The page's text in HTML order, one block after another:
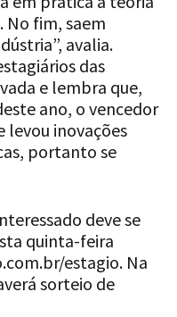
No fim, saem
avalia.
das
e lembra que,
ano, o vencedor
levou inovações
portanto se
deve se
quinta-feira
estagio. Na
sorteio de